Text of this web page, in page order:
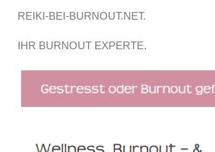
REIKI-BEI-BURNOUT.NET.
IHR BURNOUT EXPERTE.